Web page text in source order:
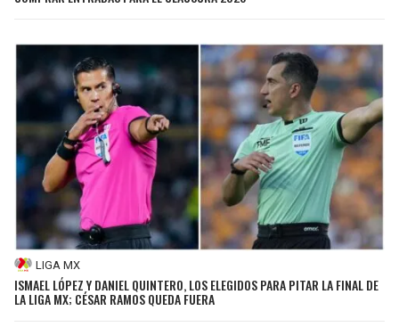
LIGA MX
ISMAEL LÓPEZ Y DANIEL QUINTERO, LOS ELEGIDOS PARA PITAR LA FINAL DE
LA LIGA MX; CÉSAR RAMOS QUEDA FUERA